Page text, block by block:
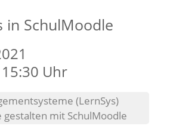
in SchulMoodle
Uhr
(LernSys)
gestalten mit SchulMoodle